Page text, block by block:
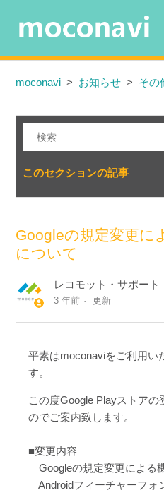
moconavi お知らせ その
このセクションの記事
Googleの規定変更に
について
レコモット・サポート
3 年前 更新
平素はmoconaviをご利用い
す。
この度Google Playストア
のでご案内致します。
■変更内容
Googleの規定変更による
Androidフィーチャーフォ